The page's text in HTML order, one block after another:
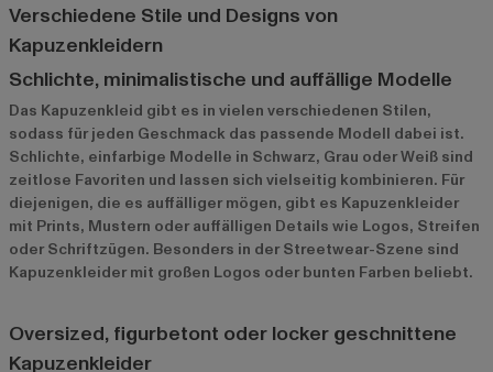
Verschiedene Stile und Designs von
Kapuzenkleidern
Schlichte, minimalistische und auffällige Modelle
Das Kapuzenkleid gibt es in vielen verschiedenen Stilen,
sodass für jeden Geschmack das passende Modell dabei ist.
Schlichte, einfarbige Modelle in Schwarz, Grau oder Weiß sind
zeitlose Favoriten und lassen sich vielseitig kombinieren. Für
diejenigen, die es auffälliger mögen, gibt es Kapuzenkleider
mit Prints, Mustern oder auffälligen Details wie Logos, Streifen
oder Schriftzügen. Besonders in der Streetwear-Szene sind
Kapuzenkleider mit großen Logos oder bunten Farben beliebt.
Oversized, figurbetont oder locker geschnittene
Kapuzenkleider